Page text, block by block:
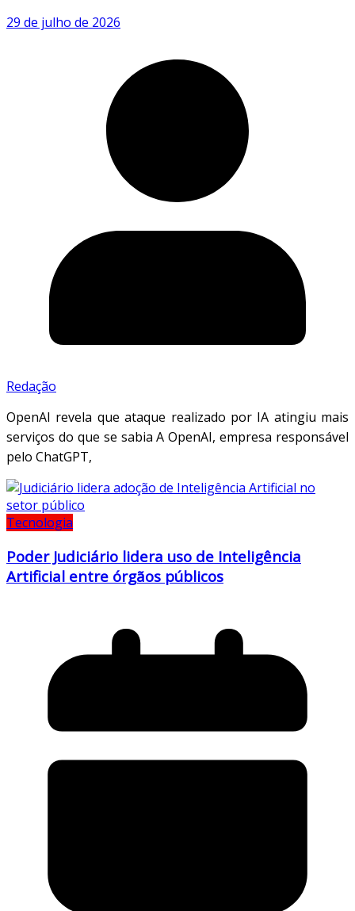
29 de julho de 2026
Redação
OpenAI revela que ataque realizado por IA atingiu mais
serviços do que se sabia A OpenAI, empresa responsável
pelo ChatGPT,
Tecnologia
Poder Judiciário lidera uso de Inteligência
Artificial entre órgãos públicos